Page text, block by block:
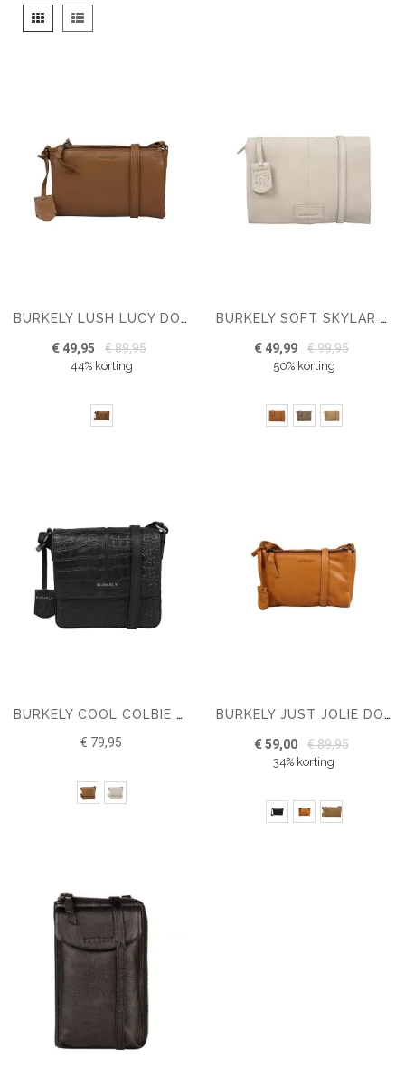
Tonen
als
Foto-
tabel
Lijst
BURKELY LUSH LUCY DOUBLE ZIP CROSSBODY
€ 49,95 € 89,95
44% korting
BURKELY SOFT SKYLAR DOUBLE POCKET FLAP CROSSBODY TAS
€ 49,99 € 99,95
50% korting
BURKELY COOL COLBIE CROSSBODY TAS
€ 79,95
BURKELY JUST JOLIE DOUBLE ZIP CROSSBODY BAG
€ 59,00 € 89,95
34% korting